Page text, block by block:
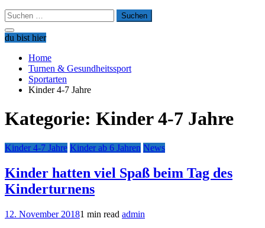
Suchen
nach:
du bist hier
Home
Turnen & Gesundheitssport
Sportarten
Kinder 4-7 Jahre
Kategorie: Kinder 4-7 Jahre
Kinder 4-7 Jahre Kinder ab 6 Jahren News
Kinder hatten viel Spaß beim Tag des
Kinderturnens
12. November 20181 min read admin